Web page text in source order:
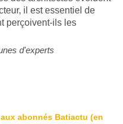
des architectes évoluent
il est essentiel de
perçoivent-ils les